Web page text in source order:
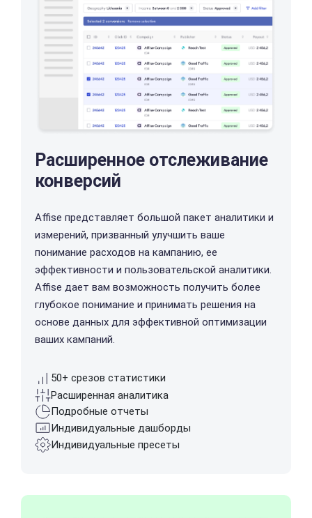
Расширенное отслеживание
конверсий
Affise представляет большой пакет аналитики и
измерений, призванный улучшить ваше
понимание расходов на кампанию, ее
эффективности и пользовательской аналитики.
Affise дает вам возможность получить более
глубокое понимание и принимать решения на
основе данных для эффективной оптимизации
ваших кампаний.
50+ срезов статистики
Расширенная аналитика
Подробные отчеты
Индивидуальные дашборды
Индивидуальные пресеты